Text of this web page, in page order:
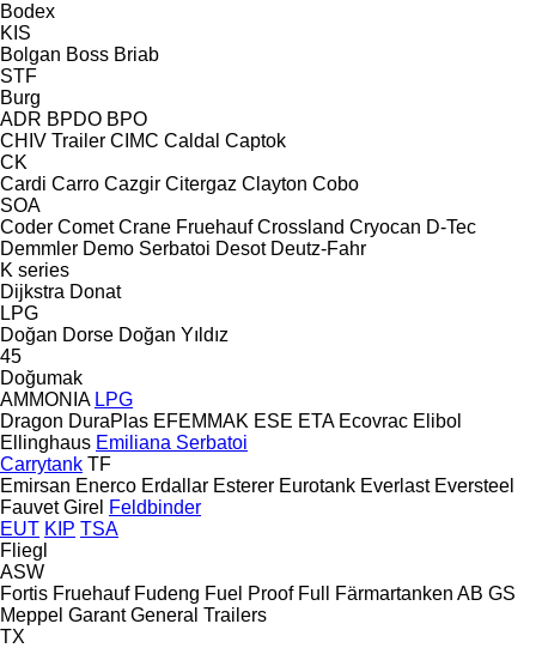
Bodex
KIS
Bolgan Boss Briab
STF
Burg
ADR BPDO BPO
CHIV Trailer CIMC Caldal Captok
CK
Cardi Carro Cazgir Citergaz Clayton Cobo
SOA
Coder Comet Crane Fruehauf Crossland Cryocan D-Tec
Demmler Demo Serbatoi Desot Deutz-Fahr
K series
Dijkstra Donat
LPG
Doğan Dorse Doğan Yıldız
45
Doğumak
AMMONIA LPG
Dragon DuraPlas EFEMMAK ESE ETA Ecovrac Elibol
Ellinghaus Emiliana Serbatoi
Carrytank TF
Emirsan Enerco Erdallar Esterer Eurotank Everlast Eversteel
Fauvet Girel Feldbinder
EUT KIP TSA
Fliegl
ASW
Fortis Fruehauf Fudeng Fuel Proof Full Färmartanken AB GS
Meppel Garant General Trailers
TX